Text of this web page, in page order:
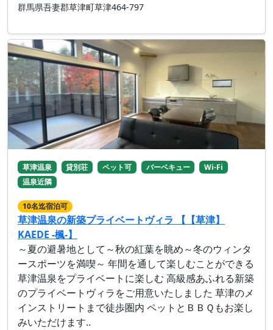
群馬県吾妻郡草津町草津464-797
草津温泉 貸別荘 ペット可 バーベキュー
Wi-Fi
温泉近隣
10名迄宿泊可
草津温泉の新築プライベートヴィラ 【【草津】
KAEDE -楓-】
～夏の避暑地として～秋の紅葉を眺め～冬のウィンタ
ースポーツを満喫～ 年間を通して楽しむことができる
草津温泉をプライベートに楽しむ 高級感あふれる新築
のプライベートヴィラをご用意いたしました 草津のメ
インストリートまで徒歩圏内 ペットとＢＢＱもお楽し
みいただけます..